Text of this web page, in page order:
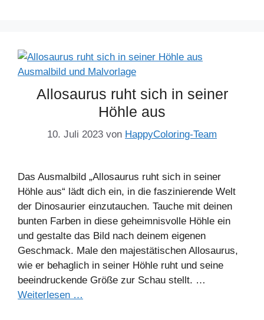
Allosaurus ruht sich in seiner
Höhle aus
10. Juli 2023 von HappyColoring-Team
Das Ausmalbild „Allosaurus ruht sich in seiner
Höhle aus“ lädt dich ein, in die faszinierende Welt
der Dinosaurier einzutauchen. Tauche mit deinen
bunten Farben in diese geheimnisvolle Höhle ein
und gestalte das Bild nach deinem eigenen
Geschmack. Male den majestätischen Allosaurus,
wie er behaglich in seiner Höhle ruht und seine
beeindruckende Größe zur Schau stellt. …
Weiterlesen …